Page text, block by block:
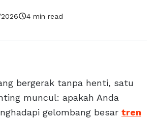
schedule4 min read
bergerak tanpa henti, satu
muncul: apakah Anda
gelombang besar tren